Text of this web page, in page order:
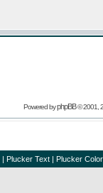
Powered byphpBB© 2001,
| Plucker Text | Plucker Color